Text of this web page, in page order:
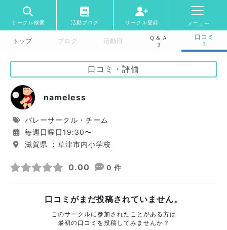
サークル検索 活動ブログ サークル登録 メニュー
トップ ブログ 活動日 Ｑ＆Ａ
3
口コミ
1
口コミ・評価
nameless
バレーサークル・チーム
毎週日曜日19:30〜
滋賀県 ：草津市内小学校
0.00 0 件
口コミがまだ投稿されていません。
このサークルに参加されたことがある方は
最初の口コミを投稿してみませんか？